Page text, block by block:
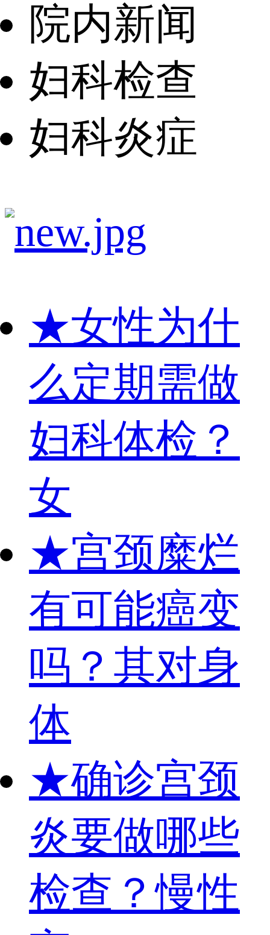
院内新闻
妇科检查
妇科炎症
★女性为什
么定期需做
妇科体检？
女
★宫颈糜烂
有可能癌变
吗？其对身
体
★确诊宫颈
炎要做哪些
检查？慢性